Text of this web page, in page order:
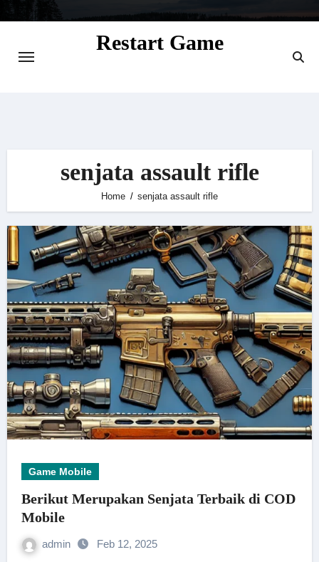
Restart Game
senjata assault rifle
Home senjata assault rifle
Game Mobile
Berikut Merupakan Senjata Terbaik di COD
Mobile
admin Feb 12, 2025